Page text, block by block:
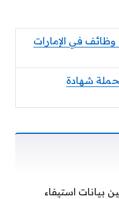
وظائف في الإمارات
شهادة
بيانات استيفاء